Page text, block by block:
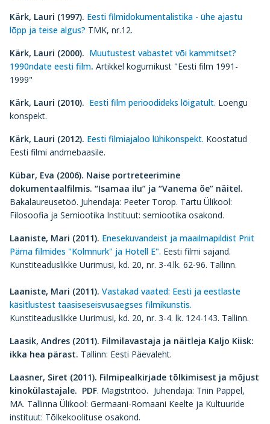
Kärk, Lauri (1997). Eesti filmidokumentalistika - ühe ajastu
lõpp ja teise algus? TMK, nr.12.
Kärk, Lauri (2000). Muutustest vabastet või kammitset?
1990ndate eesti film. Artikkel kogumikust "Eesti film 1991-
1999"
Kärk, Lauri (2010). Eesti film perioodideks lõigatult. Loengu
konspekt.
Kärk, Lauri (2012). Eesti filmiajaloo lühikonspekt. Koostatud
Eesti filmi andmebaasile.
Kübar, Eva (2006). Naise portreteerimine
dokumentaalfilmis. “Isamaa ilu” ja “Vanema õe” näitel.
Bakalaureusetöö. Juhendaja: Peeter Torop. Tartu Ülikool:
Filosoofia ja Semiootika Instituut: semiootika osakond.
Laaniste, Mari (2011). Enesekuvandeist ja maailmapildist Priit
Pärna filmides "Kolmnurk" ja Hotell E". Eesti filmi sajand.
Kunstiteaduslikke Uurimusi, kd. 20, nr. 3-4.lk. 62-96. Tallinn.
Laaniste, Mari (2011). Vastakad vaated: Eesti ja eestlaste
käsitlustest taasiseseisvusaegses filmikunstis.
Kunstiteaduslikke Uurimusi, kd. 20, nr. 3-4. lk. 124-143. Tallinn.
Laasik, Andres (2011). Filmilavastaja ja näitleja Kaljo Kiisk:
ikka hea pärast. Tallinn: Eesti Päevaleht.
Laasner, Siret (2011). Filmipealkirjade tõlkimisest ja mõjust
kinokülastajale. PDF. Magistritöö. Juhendaja: Triin Pappel,
MA. Tallinna Ülikool: Germaani-Romaani Keelte ja Kultuuride
instituut: Tõlkekoolituse osakond.